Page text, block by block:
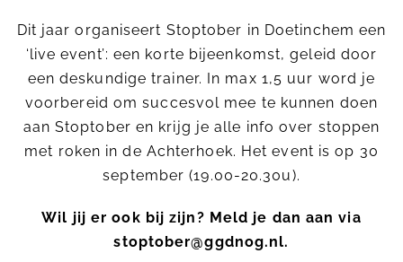
Stoppen
Voorkomen
Rookvrije omgeving
Dit jaar organiseert Stoptober in Doetinchem een
‘live event’: een korte bijeenkomst, geleid door
een deskundige trainer. In max 1,5 uur word je
voorbereid om succesvol mee te kunnen doen
aan Stoptober en krijg je alle info over stoppen
met roken in de Achterhoek. Het event is op 30
september (19.00-20.30u).
Wil jij er ook bij zijn? Meld je dan aan via
stoptober@ggdnog.nl.